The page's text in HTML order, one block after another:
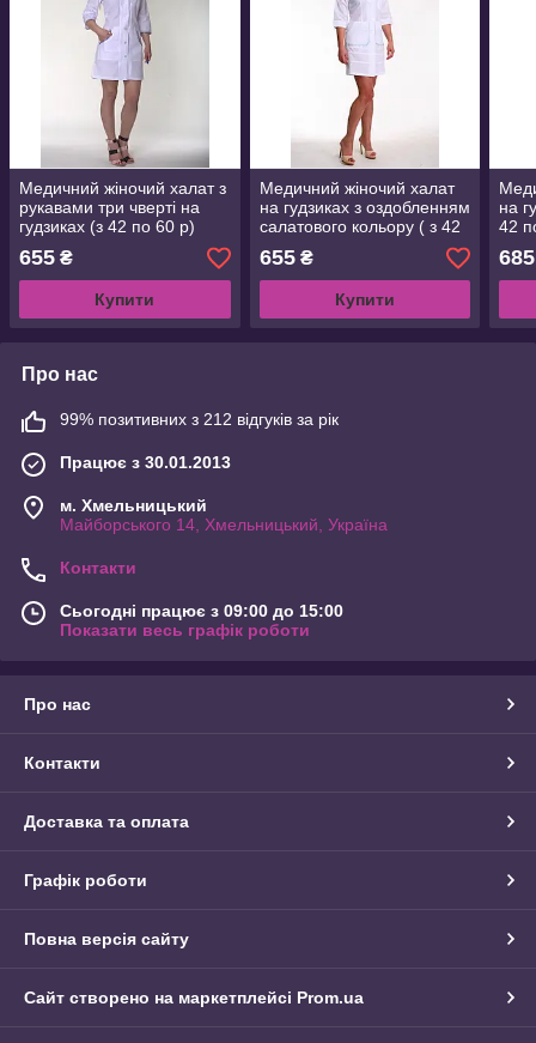
Медичний жіночий халат з
рукавами три чверті на
гудзиках (з 42 по 60 р)
655 ₴
Купити
Медичний жіночий халат
на гудзиках з оздобленням
салатового кольору ( з 42
655₴
Купити
на
42
685
Про нас
99% позитивних з 212 відгуків за рік
Працює з 30.01.2013
м. Хмельницький
Майборського 14, Хмельницький, Україна
Контакти
Сьогодні працює з 09:00 до 15:00
Показати весь графік роботи
Про нас
Контакти
Доставка та оплата
Графік роботи
Повна версія сайту
Сайт створено на маркетплейсі Prom.ua